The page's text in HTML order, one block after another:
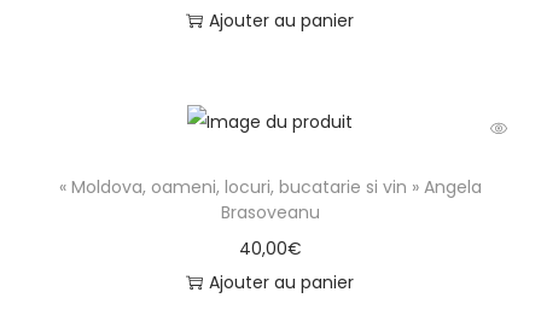
Ajouter au panier
« Moldova, oameni, locuri, bucatarie si vin » Angela
Brasoveanu
40,00€
Ajouter au panier